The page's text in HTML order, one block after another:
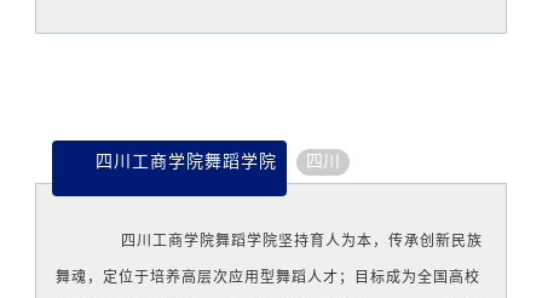
四川工商学院舞蹈学院 四川
四川工商学院舞蹈学院坚持育人为本，传承创新民族
舞魂，定位于培养高层次应用型舞蹈人才；目标成为全国高校